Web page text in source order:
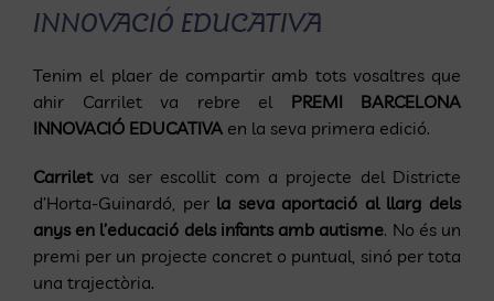
INNOVACIÓ EDUCATIVA
Tenim el plaer de compartir amb tots vosaltres que
ahir Carrilet va rebre el PREMI BARCELONA
INNOVACIÓ EDUCATIVA en la seva primera edició.
Carriletva ser escollit com a projecte del Districte
d’Horta-Guinardó, per la seva aportació al llarg dels
anys en l’educació dels infants amb autisme. No és un
premi per un projecte concret o puntual, sinó per tota
una trajectòria.